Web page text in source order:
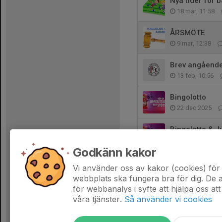
18 mar, 11:58
ÅRSMÖTE
9 mar, 12:38
Brev
13 feb, 10:56
Bingolotto
22 dec 2025
Bingolotto &
7 nov 2025
Godkänn kakor
Vi använder oss av kakor (cookies)
webbplats ska fungera bra för dig. De
för webbanalys i syfte att hjälpa oss
våra tjänster. Så använder vi cookies